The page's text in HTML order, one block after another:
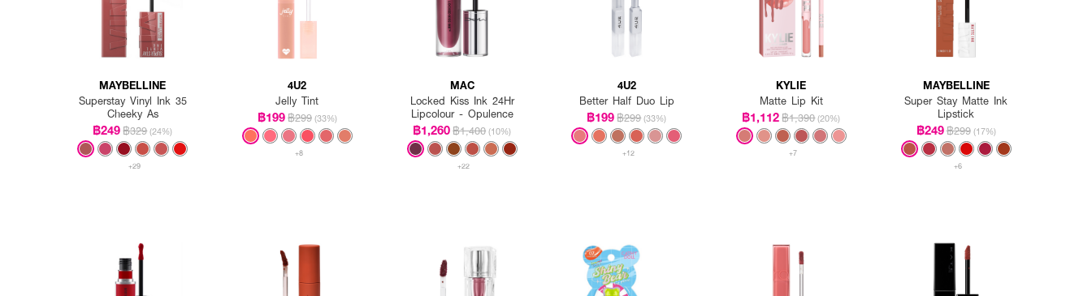
MAYBELLINE
Superstay Vinyl Ink 35
Cheeky As
฿249฿329 (24%)
+29
4U2
Jelly Tint
฿199฿299 (33%)
+8
MAC
Locked Kiss Ink 24Hr
Lipcolour - Opulence
฿1,260฿1,400 (10%)
+22
4U2
Better Half Duo Lip
฿199฿299 (33%)
+12
KYLIE
Matte Lip Kit
฿1,112฿1,390 (20%)
+7
MAYBELLINE
Super Stay Matte Ink
Lipstick
฿249฿299 (17%)
+6